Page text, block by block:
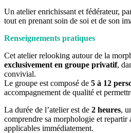
Un atelier enrichissant et fédérateur,
tout en prenant soin de soi et de son
Renseignements pratiques
Cet atelier relooking autour de la
exclusivement en groupe privatif,
convivial.
Le groupe est composé de 5 à 12
accompagnement de qualité et
La durée de l’atelier est de 2 heures,
comprendre sa morphologie et repartir
applicables immédiatement.